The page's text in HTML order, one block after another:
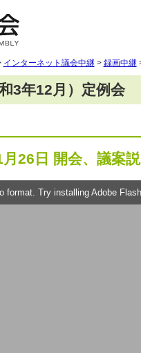
インターネット議会中継> 録画中継
3年12月）定例会
月26日 開会、議案
format. Try installing Adobe